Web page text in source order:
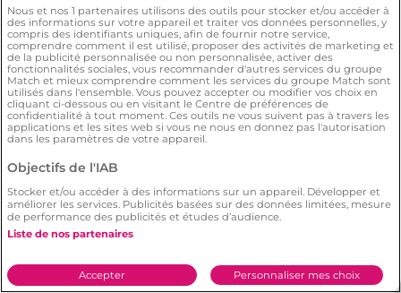
et voilà je suis là !
Nicole
J'étais célibataire et j'ai pris la décision de
m'inscrire sur Meetic. Cela a changé du
tout au tout, je pouvais parler avec des
personnes respectueuses. Cela m'a mise en
confiance, je me sens maintenant prête
pour une nouvelle vie.
Nous et nos 1 partenaires utilisons des outils pour stocker et/ou accéder à
des informations sur votre appareil et traiter vos données personnelles, y
compris des identifiants uniques, afin de fournir notre service,
comprendre comment il est utilisé, proposer des activités de marketing et
de la publicité personnalisée ou non personnalisée, activer des
fonctionnalités sociales, vous recommander d'autres services du groupe
Match et mieux comprendre comment les services du groupe Match sont
utilisés dans l'ensemble. Vous pouvez accepter ou modifier vos choix en
cliquant ci-dessous ou en visitant le Centre de préférences de
confidentialité à tout moment. Ces outils ne vous suivent pas à travers les
applications et les sites web si vous ne nous en donnez pas l'autorisation
dans les paramètres de votre appareil.
Objectifs de l'IAB
Stocker et/ou accéder à des informations sur un appareil. Développer et
améliorer les services. Publicités basées sur des données limitées, mesure
de performance des publicités et études d’audience.
Liste de nos partenaires
Personnaliser mes choix
Accepter